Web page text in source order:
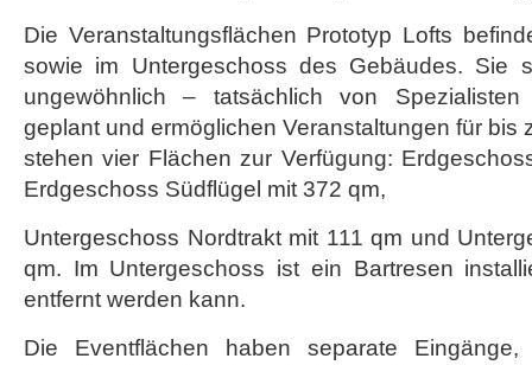
Die Veranstaltungsflächen Prototyp Lofts
sowie im Untergeschoss des Gebäudes. Sie
ungewöhnlich – tatsächlich von
geplant und ermöglichen Veranstaltungen für bis
stehen vier Flächen zur Verfügung:
Erdgeschoss Südflügel mit 372 qm,
Untergeschoss Nordtrakt mit 111 qm und
qm. Im Untergeschoss ist ein Bartresen
entfernt werden kann.
Die Eventflächen haben separate